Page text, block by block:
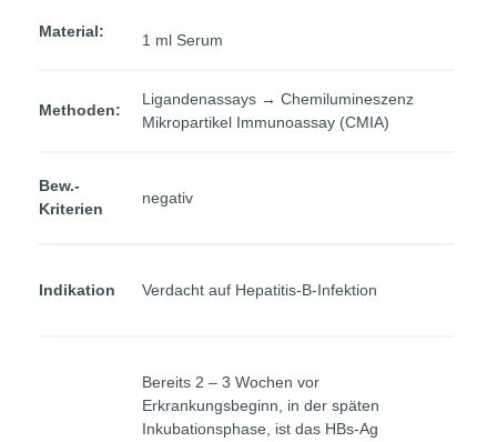
Material: 1 ml Serum
Methoden:
Ligandenassays → Chemilumineszenz
Mikropartikel Immunoassay (CMIA)
Bew.-
Kriterien
negativ
Indikation Verdacht auf Hepatitis-B-Infektion
Bereits 2 – 3 Wochen vor
Erkrankungsbeginn, in der späten
Inkubationsphase, ist das HBs-Ag